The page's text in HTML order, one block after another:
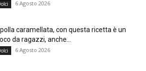
6 Agosto 2026
caramellata, con questa ricetta è un
da ragazzi, anche...
6 Agosto 2026